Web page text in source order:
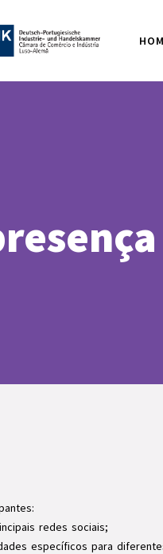
redes sociais;
específicos para